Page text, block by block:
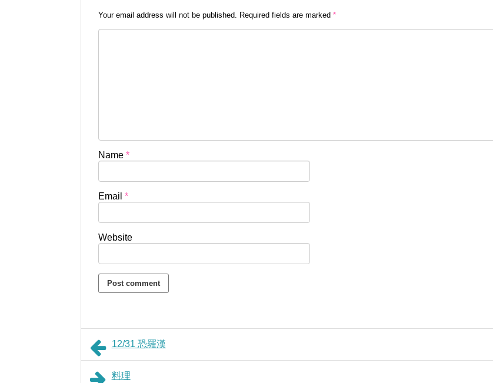
Your email address will not be published. Required fields are marked *
Name *
Email *
Website
12/31 恐羅漢
料理